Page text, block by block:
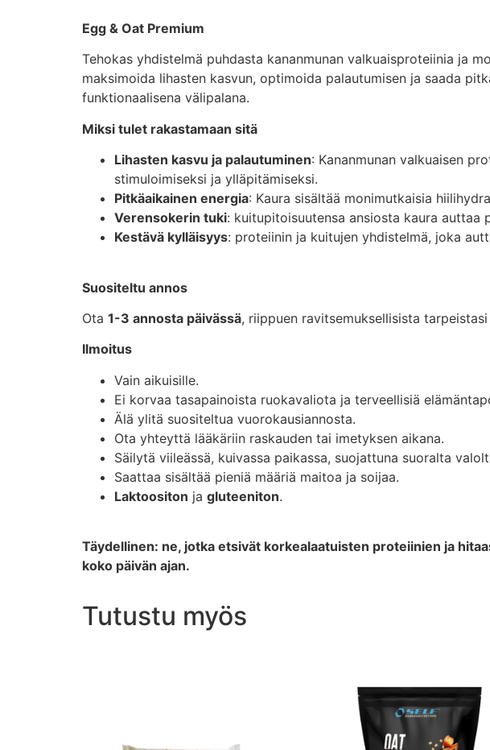
Egg & Oat Premium
Tehokas yhdistelmä puhdasta kananmunan valkuaisproteiinia ja
maksimoida lihasten kasvun, optimoida palautumisen ja saada
funktionaalisena välipalana.
Miksi tulet rakastamaan sitä
Lihasten kasvu ja palautuminen: Kananmunan valkuaisen
stimuloimiseksi ja ylläpitämiseksi.
Pitkäaikainen energia: Kaura sisältää monimutkaisia
Verensokerin tuki: kuitupitoisuutensa ansiosta kaura auttaa
Kestävä kylläisyys: proteiinin ja kuitujen yhdistelmä, joka
Suositeltu annos
Ota 1-3 annosta päivässä, riippuen ravitsemuksellisista
Ilmoitus
Vain aikuisille.
Ei korvaa tasapainoista ruokavaliota ja terveellisiä
Älä ylitä suositeltua vuorokausiannosta.
Ota yhteyttä lääkäriin raskauden tai imetyksen aikana.
Säilytä viileässä, kuivassa paikassa, suojattuna suoralta
Saattaa sisältää pieniä määriä maitoa ja soijaa.
Laktoositon ja gluteeniton.
Täydellinen: ne, jotka etsivät korkealaatuisten proteiinien ja
koko päivän ajan.
Tutustu myös